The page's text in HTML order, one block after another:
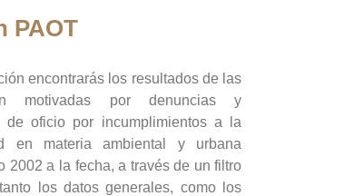
PAOT
encontrarás los resultados de las
motivadas por denuncias y
de oficio por incumplimientos a la
en materia ambiental y urbana
2002 a la fecha, a través de un filtro
los datos generales, como los